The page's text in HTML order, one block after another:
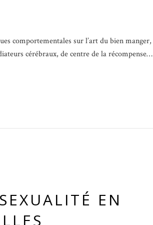
comportementales sur l’art du bien manger,
cérébraux, de centre de la récompense…
EN